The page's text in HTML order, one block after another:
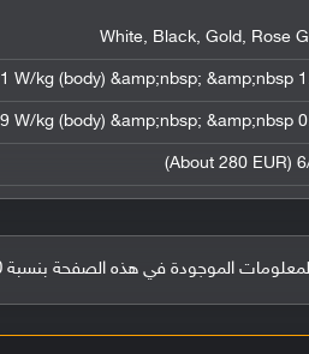
White, Black, Gold, Rose
1.10 W/kg (head)
0.35 W/kg (head)
6/10
في هذه الصفحة بنسبة 100%، وفي حالة وجود خطأ يُرجى